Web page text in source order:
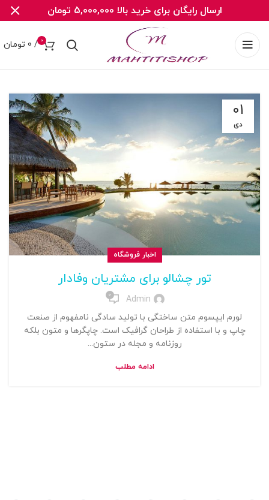
0
/
0 تومان
۰۱
دی
اخبار فروشگاه
تور چشالو برای مشتریان وفادار
Admin
0
لورم ایپسوم متن ساختگی با تولید سادگی نامفهوم از صنعت
چاپ و با استفاده از طراحان گرافیک است. چاپگرها و متون بلکه
روزنامه و مجله در ستون...
ادامه مطلب
ارسال رایگان برای خرید بالا 5,000,000 تومان